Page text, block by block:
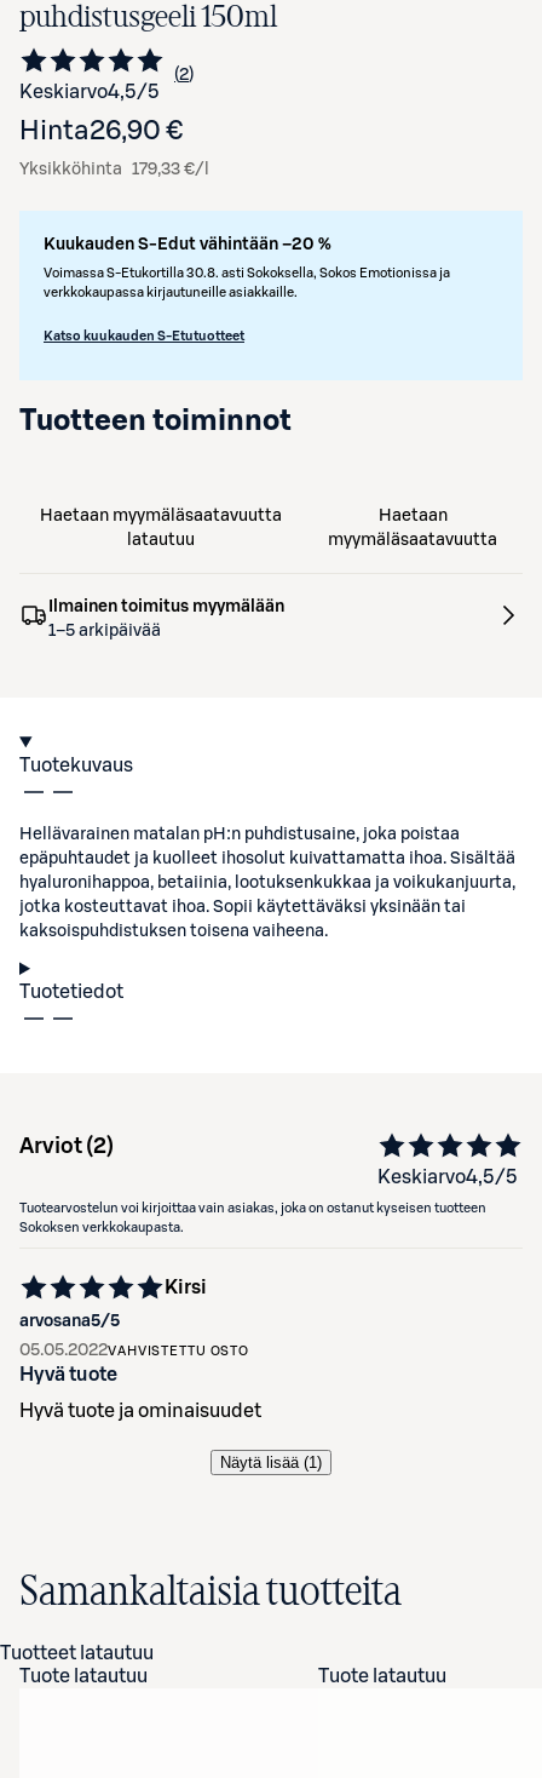
puhdistusgeeli 150ml
Keskiarvo4,5/5 Siirry arvioihin
2
kappaletta
Hinta26,90 €
Yksikköhinta 179,33 €/l
Kuukauden S-Edut vähintään –20 %
Voimassa S-Etukortilla 30.8. asti Sokoksella, Sokos Emotionissa ja
verkkokaupassa kirjautuneille asiakkaille.
Katso kuukauden S-Etutuotteet
Tuotteen toiminnot
Haetaan myymäläsaatavuutta
latautuu
Haetaan
myymäläsaatavuutta
Ilmainen toimitus myymälään
1–5 arkipäivää
Tuotekuvaus
Hellävarainen matalan pH:n puhdistusaine, joka poistaa
epäpuhtaudet ja kuolleet ihosolut kuivattamatta ihoa. Sisältää
hyaluronihappoa, betaiinia, lootuksenkukkaa ja voikukanjuurta,
jotka kosteuttavat ihoa. Sopii käytettäväksi yksinään tai
kaksoispuhdistuksen toisena vaiheena.
Tuotetiedot
Arviot (2)
Keskiarvo4,5/5
Tuotearvostelun voi kirjoittaa vain asiakas, joka on ostanut kyseisen tuotteen
Sokoksen verkkokaupasta.
arvosana5/5
Kirsi
05.05.2022VAHVISTETTU OSTO
Hyvä tuote
Hyvä tuote ja ominaisuudet
Näytä lisää (1)
Samankaltaisia tuotteita
Tuotteet latautuu
Tuote latautuu
Tuote latautuu